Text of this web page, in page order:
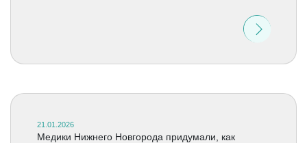
21.01.2026
Медики Нижнего Новгорода придумали, как